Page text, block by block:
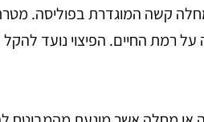
קשה המוגדרת בפוליסה.
על רמת החיים. הפיצוי נועד